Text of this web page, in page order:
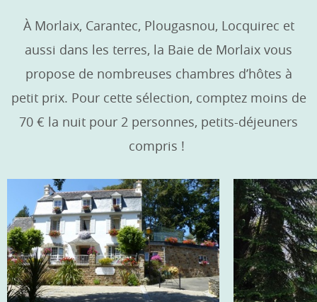
À Morlaix, Carantec, Plougasnou, Locquirec et
aussi dans les terres, la Baie de Morlaix vous
propose de nombreuses chambres d’hôtes à
petit prix. Pour cette sélection, comptez moins de
70 € la nuit pour 2 personnes, petits-déjeuners
compris !